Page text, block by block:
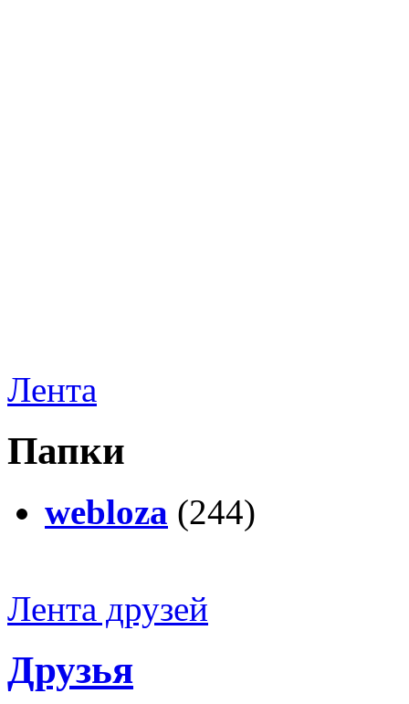
Лента
Папки
webloza (244)
Лента друзей
Друзья